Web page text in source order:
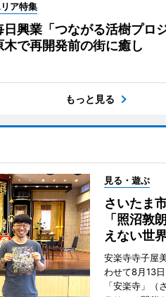
ア特集
日興業「つながる活樹プ
木で再開発前の街に癒し
もっと見る
見る・遊ぶ
さいたま
「照沼敦
えない世
安楽寺寺子屋
わせて8月13
「安楽寺」（